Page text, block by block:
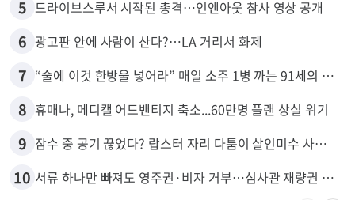
4
5 드라이브스루서 시작된 총격…인앤아웃 참사 영상 공개
6 광고판 안에 사람이 산다?…LA 거리서 화제
7 “술에 이것 한방울 넣어라” 매일 소주 1병 까는 91세의 철칙
8 휴매나, 메디캘 어드밴티지 축소...60만명 플랜 상실 위기
9 잠수 중 공기 끊었다? 랍스터 자리 다툼이 살인미수 사건으로